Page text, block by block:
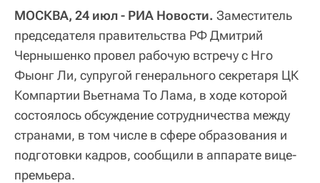
МОСКВА, 24 июл - РИА Новости. Заместитель
председателя правительства РФ Дмитрий
Чернышенко провел рабочую встречу с Нго
Фыонг Ли, супругой генерального секретаря ЦК
Компартии Вьетнама То Лама, в ходе которой
состоялось обсуждение сотрудничества между
странами, в том числе в сфере образования и
подготовки кадров, сообщили в аппарате вице-
премьера.